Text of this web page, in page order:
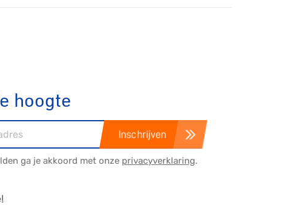
hoogte
Inschrijven
ga je akkoord met onze privacyverklaring.